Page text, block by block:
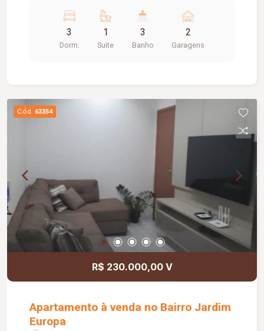
fogão à lenha, e bancada p/ massas. Outra área
gourmet, com cozinha, churrasqueira, piscina
6x5m iluminada, ducha externa e banheiro
3
Dorm.
1
Suite
3
Banho
2
Garagens
Cód. 63354
R$ 230.000,00 V
Apartamento à venda no Bairro Jardim
Europa